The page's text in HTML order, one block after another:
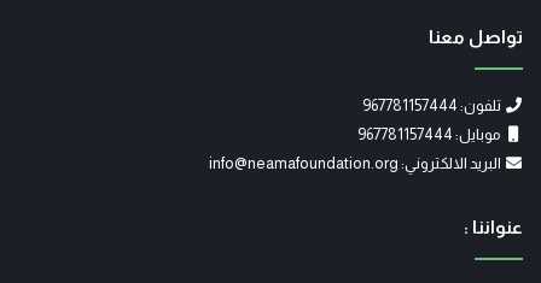
تواصل معنا
تلفون: 967781157444
موبايل: 967781157444
البريد الالكتروني: info@neamafoundation.org
عنواننا :